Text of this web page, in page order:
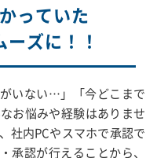
っていた
ズに！！
いない…」「今どこまで
お悩みや経験はありませ
社内PCやスマホで承認で
承認が行えることから、